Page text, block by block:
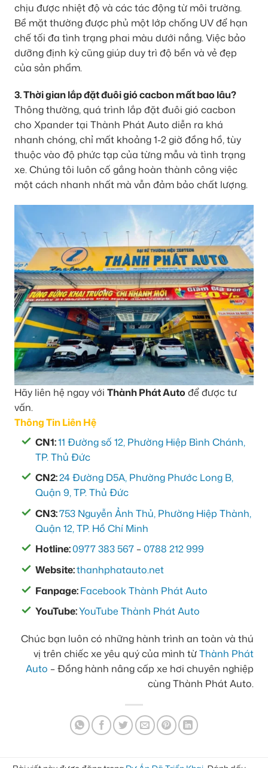
chịu được nhiệt độ và các tác động từ môi trường.
Bề mặt thường được phủ một lớp chống UV để hạn
chế tối đa tình trạng phai màu dưới nắng. Việc bảo
dưỡng định kỳ cũng giúp duy trì độ bền và vẻ đẹp
của sản phẩm.
3. Thời gian lắp đặt đuôi gió cacbon mất bao lâu?
Thông thường, quá trình lắp đặt đuôi gió cacbon
cho Xpander tại Thành Phát Auto diễn ra khá
nhanh chóng, chỉ mất khoảng 1-2 giờ đồng hồ, tùy
thuộc vào độ phức tạp của từng mẫu và tình trạng
xe. Chúng tôi luôn cố gắng hoàn thành công việc
một cách nhanh nhất mà vẫn đảm bảo chất lượng.
Hãy liên hệ ngay với Thành Phát Auto để được tư
vấn.
Thông Tin Liên Hệ
CN1:11 Đường số 12, Phường Hiệp Bình Chánh,
TP. Thủ Đức
CN2:24 Đường D5A, Phường Phước Long B,
Quận 9, TP. Thủ Đức
CN3:753 Nguyễn Ảnh Thủ, Phường Hiệp Thành,
Quận 12, TP. Hồ Chí Minh
Hotline:0977 383 567 –0788 212 999
Website:thanhphatauto.net
Fanpage:Facebook Thành Phát Auto
YouTube:YouTube Thành Phát Auto
Chúc bạn luôn có những hành trình an toàn và thú
vị trên chiếc xe yêu quý của mình từThành Phát
Auto – Đồng hành nâng cấp xe hơi chuyên nghiệp
cùng Thành Phát Auto.